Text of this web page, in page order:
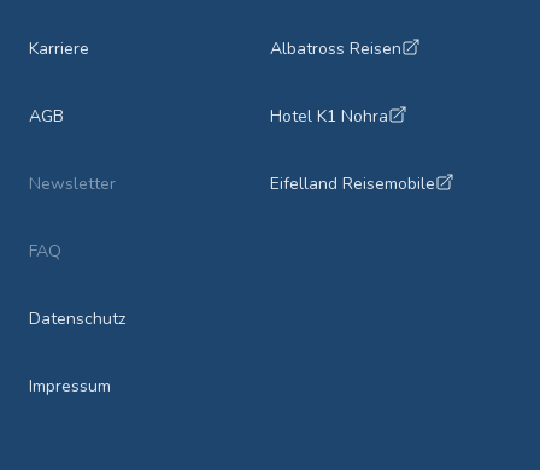
Karriere
AGB
Newsletter
FAQ
Datenschutz
Impressum
Albatross Reisen
Hotel K1 Nohra
Eifelland Reisemobile